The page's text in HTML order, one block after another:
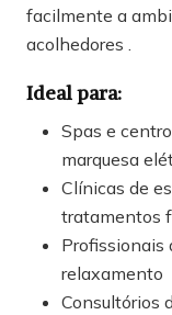
facilmente a
acolhedores .
Ideal para:
Spas e
marquesa
Clínicas de
tratamentos
Profissionais
relaxamento
Consultórios